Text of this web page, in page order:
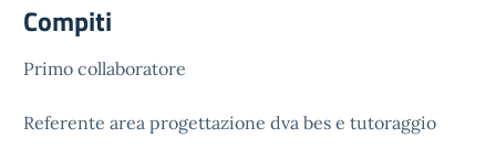
Compiti
Primo collaboratore
Referente area progettazione dva bes e tutoraggio